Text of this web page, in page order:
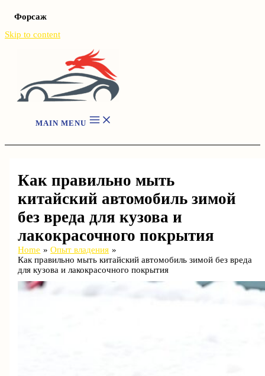
Форсаж
Skip to content
MAIN MENU
Как правильно мыть
китайский автомобиль зимой
без вреда для кузова и
лакокрасочного покрытия
Home
Опыт владения
Как правильно мыть китайский автомобиль зимой без вреда
для кузова и лакокрасочного покрытия